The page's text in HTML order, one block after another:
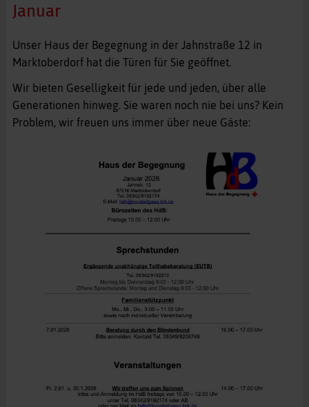
Januar
Unser Haus der Begegnung in der Jahnstraße 12 in
Marktoberdorf hat die Türen für Sie geöffnet.
Wir bieten Geselligkeit für jede und jeden, über alle
Generationen hinweg. Sie waren noch nie bei uns? Kein
Problem, wir freuen uns immer über neue Gäste: